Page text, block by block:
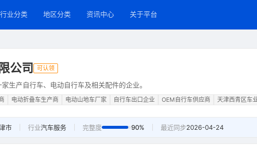
行业分类 地区分类 资讯中心 关于平台
公司 可认领
生产自行车、电动自行车及相关配件的企业。
电动折叠车生产商 电动山地车厂家 自行车出口企业 OEM自行车供应商 天津西青区车
市 行业汽车服务 完整度 90% 最近同步2026-04-24